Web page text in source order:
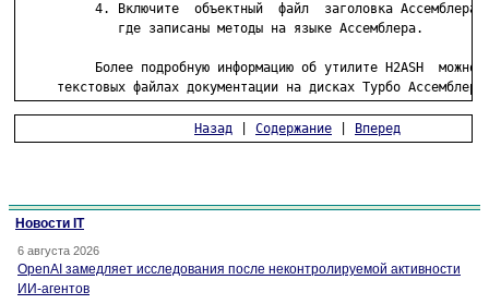
4. Включите  объектный  файл  заголовка Ассемблера
             где записаны методы на языке Ассемблера.
Более подробную информацию об утилите H2ASH  можно
текстовых файлах документации на дисках Турбо
Назад Содержание Вперед
Новости IT
6 августа 2026
OpenAI замедляет исследования после неконтролируемой активности
ИИ-агентов